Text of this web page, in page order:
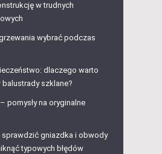
w trudnych
wybrać podczas
dlaczego warto
szklane?
pomysły na oryginalne
gniazdka i obwody
typowych błędów